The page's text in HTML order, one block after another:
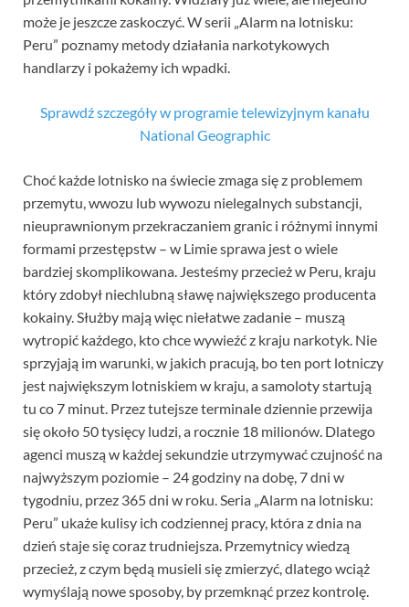
może je jeszcze zaskoczyć. W serii „Alarm na lotnisku:
Peru” poznamy metody działania narkotykowych
handlarzy i pokażemy ich wpadki.
Sprawdź szczegóły w programie telewizyjnym kanału
National Geographic
Choć każde lotnisko na świecie zmaga się z problemem
przemytu, wwozu lub wywozu nielegalnych substancji,
nieuprawnionym przekraczaniem granic i różnymi innymi
formami przestępstw – w Limie sprawa jest o wiele
bardziej skomplikowana. Jesteśmy przecież w Peru, kraju
który zdobył niechlubną sławę największego producenta
kokainy. Służby mają więc niełatwe zadanie – muszą
wytropić każdego, kto chce wywieźć z kraju narkotyk. Nie
sprzyjają im warunki, w jakich pracują, bo ten port lotniczy
jest największym lotniskiem w kraju, a samoloty startują
tu co 7 minut. Przez tutejsze terminale dziennie przewija
się około 50 tysięcy ludzi, a rocznie 18 milionów. Dlatego
agenci muszą w każdej sekundzie utrzymywać czujność na
najwyższym poziomie – 24 godziny na dobę, 7 dni w
tygodniu, przez 365 dni w roku. Seria „Alarm na lotnisku:
Peru” ukaże kulisy ich codziennej pracy, która z dnia na
dzień staje się coraz trudniejsza. Przemytnicy wiedzą
przecież, z czym będą musieli się zmierzyć, dlatego wciąż
wymyślają nowe sposoby, by przemknąć przez kontrolę.